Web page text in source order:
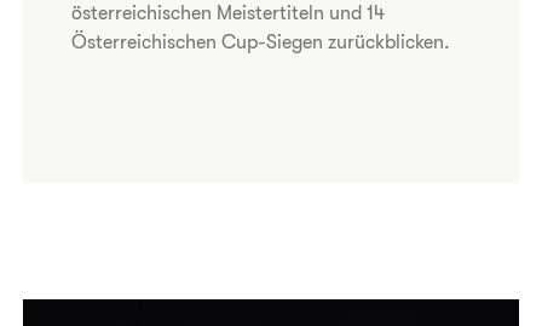
österreichischen Meistertiteln und 14
Österreichischen Cup-Siegen zurückblicken.